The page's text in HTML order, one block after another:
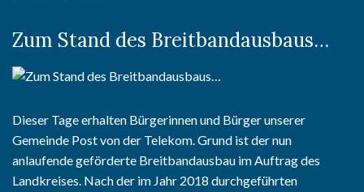
ein
Bedürfnis
Zum Stand des Breitbandausbaus…
Dieser Tage erhalten Bürgerinnen und Bürger unserer
Gemeinde Post von der Telekom. Grund ist der nun
anlaufende geförderte Breitbandausbau im Auftrag des
Landkreises. Nach der im Jahr 2018 durchgeführten